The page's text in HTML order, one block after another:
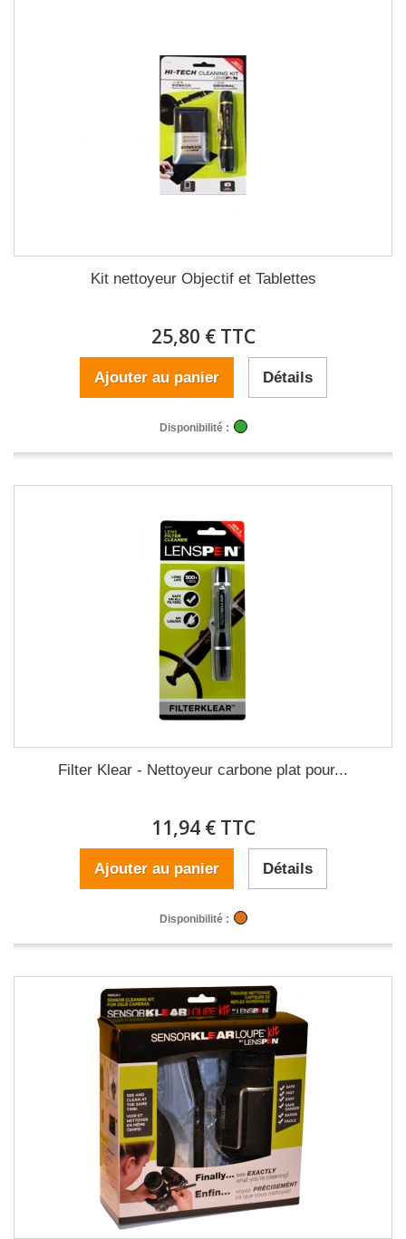
Kit nettoyeur Objectif et Tablettes
25,80 € TTC
Ajouter au panier Détails
Disponibilité :
Filter Klear - Nettoyeur carbone plat pour...
11,94 € TTC
Ajouter au panier Détails
Disponibilité :